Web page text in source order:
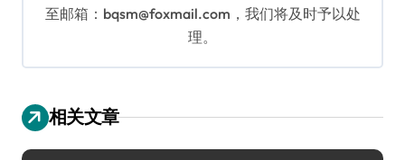
至邮箱：bqsm@foxmail.com，我们将及时予以处
理。
相关文章